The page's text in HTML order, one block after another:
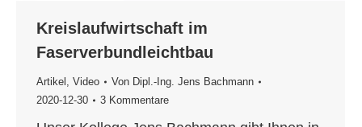
Kreislaufwirtschaft im
Faserverbundleichtbau
Artikel , Video Von Dipl.-Ing. Jens Bachmann
2020-12-30
3 Kommentare